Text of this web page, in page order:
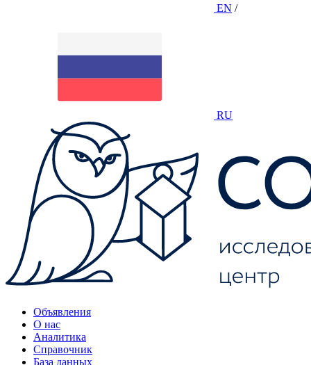
EN /
RU
Объявления
О нас
Аналитика
Справочник
База данных